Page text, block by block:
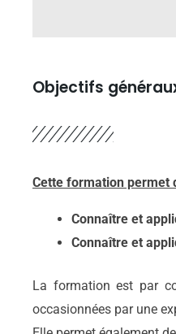
Objectifs
Cette formation permet
Connaître et
Connaître et
La formation est par
occasionnées par une